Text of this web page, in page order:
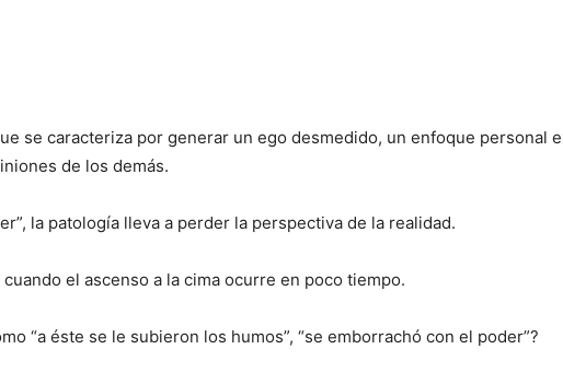
se caracteriza por generar un ego desmedido, un enfoque personal
de los demás.
la patología lleva a perder la perspectiva de la realidad.
el ascenso a la cima ocurre en poco tiempo.
“a éste se le subieron los humos”, “se emborrachó con el poder”?